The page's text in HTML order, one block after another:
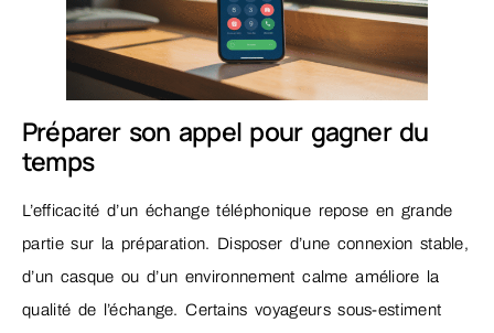
Préparer son appel pour gagner du
temps
L’efficacité d’un échange téléphonique repose en grande
partie sur la préparation. Disposer d’une connexion stable,
d’un casque ou d’un environnement calme améliore la
qualité de l’échange. Certains voyageurs sous-estiment